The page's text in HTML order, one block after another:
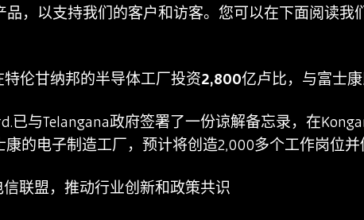
品，以支持我们的客户和访客。您可以在下面阅读我
伦甘纳邦的半导体工厂投资2,800亿卢比，与富士
已与Telangana政府签署了一份谅解备忘录，在
的电子制造工厂，预计将创造2,000多个工作岗位
联盟，推动行业创新和政策共识